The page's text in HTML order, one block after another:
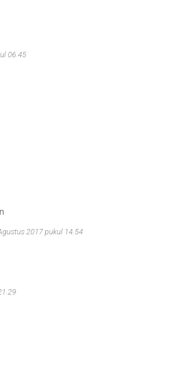
06.45
2017 pukul 14.54